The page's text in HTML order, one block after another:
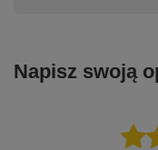
Napisz swoją